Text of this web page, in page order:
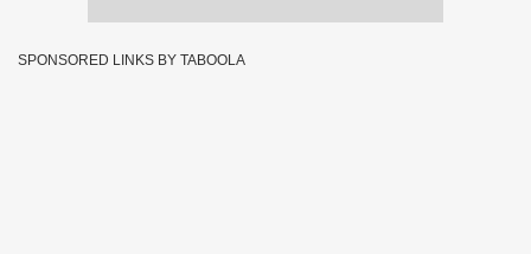
SPONSORED LINKS BY TABOOLA